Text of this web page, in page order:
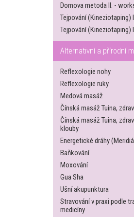
Dornova metoda II. -
Tejpování (Kineziotaping)
Tejpování (Kineziotaping)
Alternativní a přírodní
Reflexologie nohy
Reflexologie ruky
Medová masáž
Čínská masáž Tuina,
Čínská masáž Tuina,
klouby
Energetické dráhy
Baňkování
Moxování
Gua Sha
Ušní akupunktura
Stravování v praxi podle
medicíny